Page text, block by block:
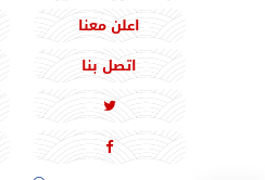
اعلن معنا
اتصل بنا

